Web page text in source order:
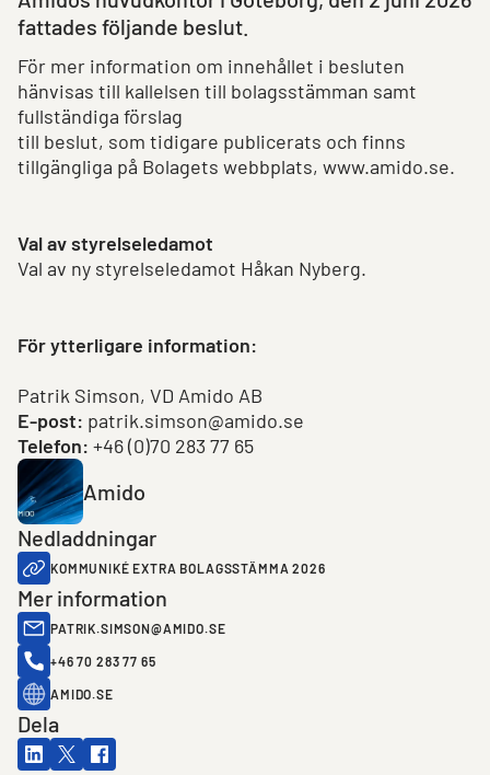
fattades följande beslut.
För mer information om innehållet i besluten
hänvisas till kallelsen till bolagsstämman samt
fullständiga förslag
till beslut, som tidigare publicerats och finns
tillgängliga på Bolagets webbplats, www.amido.se.
Val av styrelseledamot
Val av ny styrelseledamot Håkan Nyberg.
För ytterligare information:
Patrik Simson, VD Amido AB
E-post: patrik.simson@amido.se
Telefon: +46 (0)70 283 77 65
Amido
Nedladdningar
KOMMUNIKÉ EXTRA BOLAGSSTÄMMA 2026
Mer information
PATRIK.SIMSON@AMIDO.SE
+46 70 283 77 65
AMIDO.SE
Dela